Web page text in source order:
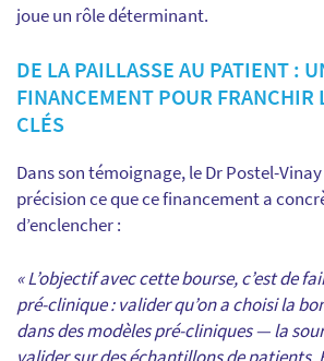
joue un rôle déterminant.
DE LA PAILLASSE AU PATIENT :
FINANCEMENT POUR FRANCHIR
CLÉS
Dans son témoignage, le Dr Postel-
précision ce que ce financement a
d’enclencher :
« L’objectif avec cette bourse, c’est de
pré-clinique : valider qu’on a choisi la
dans des modèles pré-cliniques — la
valider sur des échantillons de patients.